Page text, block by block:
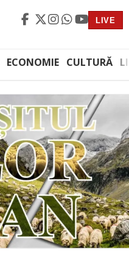
LIVE
ECONOMIE CULTURĂ